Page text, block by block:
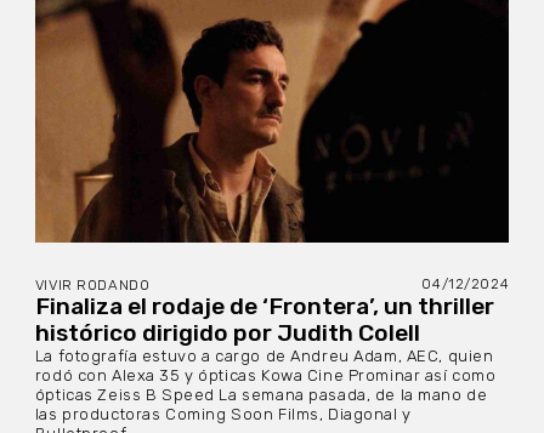
VIVIR RODANDO 04/12/2024
Finaliza el rodaje de ‘Frontera’, un thriller
histórico dirigido por Judith Colell
La fotografía estuvo a cargo de Andreu Adam, AEC, quien
rodó con Alexa 35 y ópticas Kowa Cine Prominar así como
ópticas Zeiss B Speed La semana pasada, de la mano de
las productoras Coming Soon Films, Diagonal y